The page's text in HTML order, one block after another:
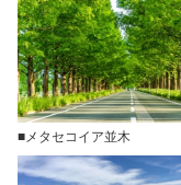
■メタセコイア並木